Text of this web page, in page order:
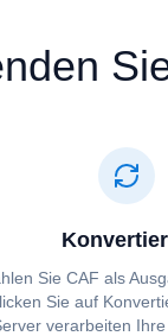
Sie ⁦⁦CAF⁩⁩ als
Sie auf
verarbeiten Ihre